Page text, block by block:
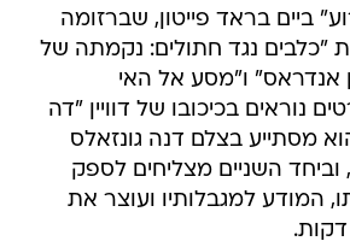
ביים בראד פייטון, שברזומה
"כלבים נגד חתולים: נקמתה של
אנדראס" ו"מסע אל האי
נוראים בכיכובו של דוויין "דה
מסתייע בצלם דנה גונזאלס
השניים מצליחים לספק
המודע למגבלותיו ועוצר את